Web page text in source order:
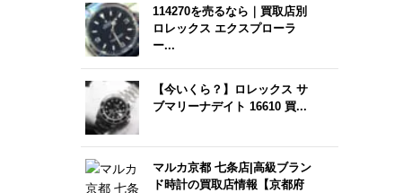
114270を売るなら｜買取店別
ロレックス エクスプローラ
ー...
【今いくら？】ロレックス サ
ブマリーナデイト 16610 買...
マルカ京都 七条店|高級ブラン
ド時計の買取店情報【京都府